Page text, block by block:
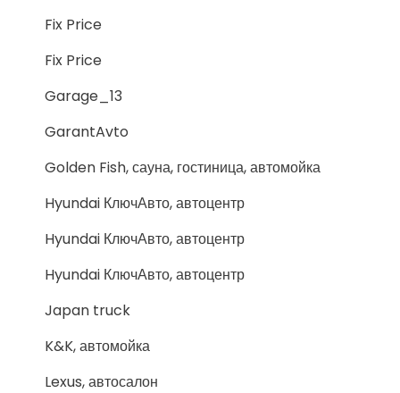
Fix Price
Fix Price
Garage_13
GarantAvto
Golden Fish, сауна, гостиница, автомойка
Hyundai КлючАвто, автоцентр
Hyundai КлючАвто, автоцентр
Hyundai КлючАвто, автоцентр
Japan truck
K&K, автомойка
Lexus, автосалон